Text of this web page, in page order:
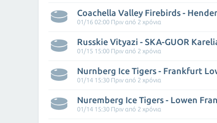
01/16 02:00 Πριν από 2 χρόνια
Russkie Vityazi - SKA-GUOR
01/15 15:00 Πριν από 2 χρόνια
Nurnberg Ice Tigers - Frankfurt
01/14 15:30 Πριν από 2 χρόνια
Nuremberg Ice Tigers - Lowen
01/14 15:30 Πριν από 2 χρόνια